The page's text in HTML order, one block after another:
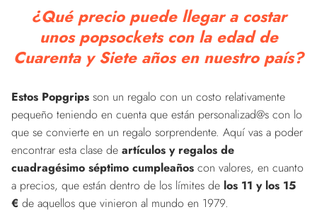
¿Qué precio puede llegar a costar
unos popsockets con la edad de
Cuarenta y Siete años en nuestro país?
Estos Popgrips son un regalo con un costo relativamente
pequeño teniendo en cuenta que están personalizad@s con lo
que se convierte en un regalo sorprendente. Aquí vas a poder
encontrar esta clase de artículos y regalos de
cuadragésimo séptimo cumpleaños con valores, en cuanto
a precios, que están dentro de los límites de los 11 y los 15
€ de aquellos que vinieron al mundo en 1979.